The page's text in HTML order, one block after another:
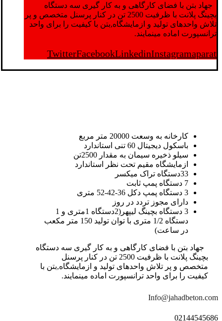
جهاد بتن با فضای کارگاهی و به کار گیری سه دستگاه
بچینگ پلانت با ظرفیت 2500 تن در کنار پرسنل متخصص و پر
تلاش واحدهای تولید و ازمایشگاه,بتن با کیفیت را برای واحد
ترانسپورت اماده مینمایند.
TwitterFacebookLinkedinInstagramaparat
کارخانه به وسعت 20000 متر مربع
باسکول دیجیتال 60 تنی استاندارد
سیلو ذخیره سیمان به مقدار 2500تن
ازمایشگاه مقیم تحت نظر استاندارد
33دستگاه تراک میکسر
7 دستگاه پمپ ثابت
3 دستگاه پمپ دکل 36-42-52 متری
دارای مجوز تردد در روز
3 دستگاه بچینگ لیپهر(2دستگاه 1متری و 1
دستگاه 1/2 متری با توان تولید 150 متر مکعب
در ساعت)
جهاد بتن با فضای کارگاهی و به کار گیری سه دستگاه
بچینگ پلانت با ظرفیت 2500 تن در کنار پرسنل
متخصص و پر تلاش واحدهای تولید و ازمایشگاه,بتن با
کیفیت را برای واحد ترانسپورت اماده مینمایند.
Info@jahadbeton.com
02144545686